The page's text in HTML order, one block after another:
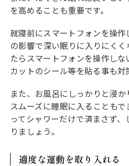
を高めることも重要です。
就寝前にスマートフォンを操
の影響で深い眠りに入りにく
たらスマートフォンを操作し
カットのシール等を貼る事も対
また、お風呂にしっかりと浸
スムーズに睡眠に入ることも
ってシャワーだけで済まさず
りましょう。
適度な運動を取り入れる